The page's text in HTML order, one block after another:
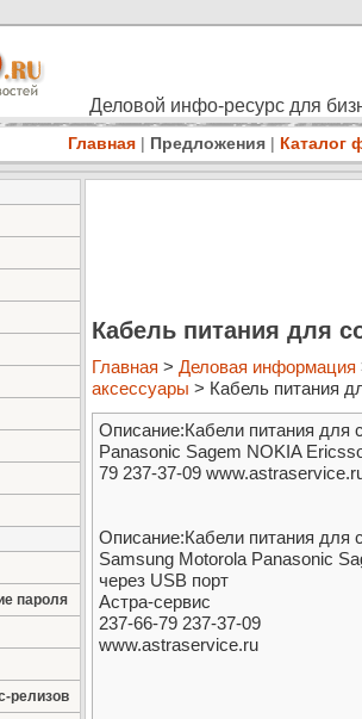
Деловой инфо-ресурс для
Главная | Предложения | Каталог
пароля
релизов
Кабель питания для
Главная > Деловая информация
аксессуары > Кабель питания
Описание:Кабели питания для
Panasonic Sagem NOKIA
79 237-37-09
Описание:Кабели питания для
Samsung Motorola Panasonic
через USB порт
Астра-сервис
237-66-79 237-37-09
www.astraservice.ru